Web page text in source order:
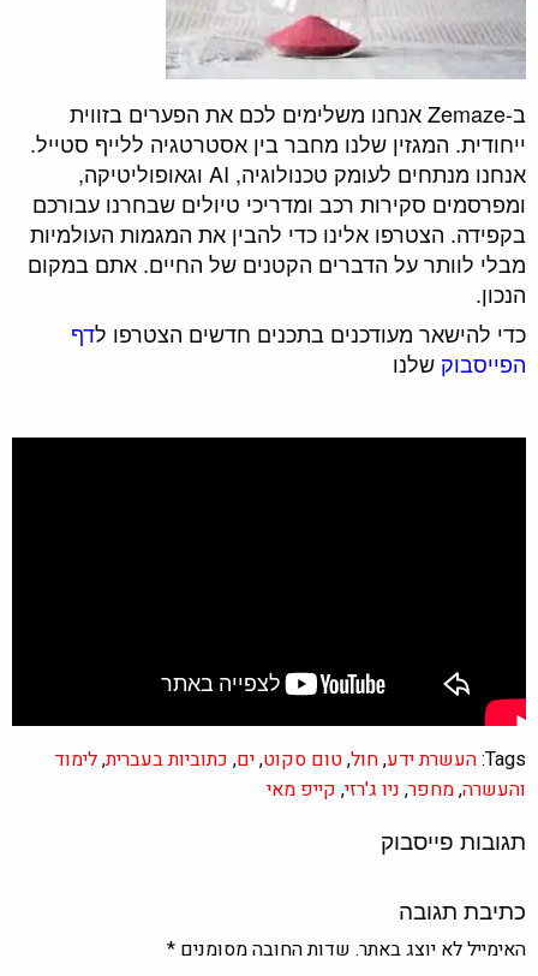
ב-Zemaze אנחנו משלימים לכם את הפערים בזווית
ייחודית. המגזין שלנו מחבר בין אסטרטגיה ללייף סטייל.
אנחנו מנתחים לעומק טכנולוגיה, AI וגאופוליטיקה,
ומפרסמים סקירות רכב ומדריכי טיולים שבחרנו עבורכם
בקפידה. הצטרפו אלינו כדי להבין את המגמות העולמיות
מבלי לוותר על הדברים הקטנים של החיים. אתם במקום
הנכון.
כדי להישאר מעודכנים בתכנים חדשים הצטרפו לדף
הפייסבוק שלנו
Tags: העשרת ידע,חול,טום סקוט,ים, כתוביות בעברית,לימוד
והעשרה,מחפר, ניו ג'רזי, קייפ מאי
תגובות פייסבוק
כתיבת תגובה
האימייל לא יוצג באתר. שדות החובה מסומנים *